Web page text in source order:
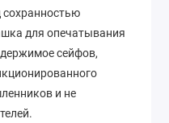
сохранностью
для опечатывания
сейфов,
и не